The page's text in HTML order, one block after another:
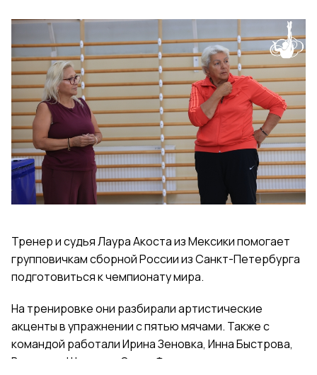
Тренер и судья Лаура Акоста из Мексики помогает
групповичкам сборной России из Санкт-Петербурга
подготовиться к чемпионату мира.
На тренировке они разбирали артистические
акценты в упражнении с пятью мячами. Также с
командой работали Ирина Зеновка, Инна Быстрова,
Вероника Шаткова, Ольга Фролова.